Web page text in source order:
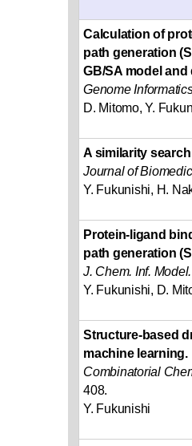
Calculation of
path generation
GB/SA model
Genome
D. Mitomo, Y.
A similarity
Journal of
Y. Fukunishi, H.
Protein-ligand
path generation
J. Chem. Inf. Model.
Y. Fukunishi, D.
Structure-based
machine learning.
Combinatorial
408.
Y. Fukunishi